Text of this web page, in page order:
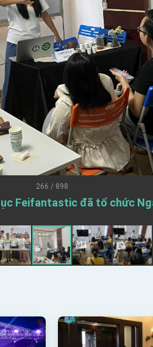
approach
Assurance Implementation
US exchanges and
266 / 898
Feifantastic đã tổ chức